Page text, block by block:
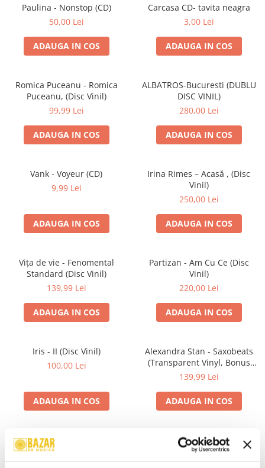
Viniluri Românești
Colecția Electrecord
Paulina - Nonstop (CD)
50,00 Lei
ADAUGA IN COS
Carcasa CD- tavita neagra
3,00 Lei
ADAUGA IN COS
Romica Puceanu - Romica
Puceanu, (Disc Vinil)
99,99 Lei
ADAUGA IN COS
ALBATROS-Bucuresti (DUBLU
DISC VINIL)
280,00 Lei
ADAUGA IN COS
Vank - Voyeur (CD)
9,99 Lei
ADAUGA IN COS
Irina Rimes – Acasă , (Disc
Vinil)
250,00 Lei
ADAUGA IN COS
Vița de vie - Fenomental
Standard (Disc Vinil)
139,99 Lei
ADAUGA IN COS
Partizan - Am Cu Ce (Disc
Vinil)
220,00 Lei
ADAUGA IN COS
Iris - II (Disc Vinil)
100,00 Lei
ADAUGA IN COS
Alexandra Stan - Saxobeats
(Transparent Vinyl, Bonus
Tracks) ) (Disc Vinil)
139,99 Lei
ADAUGA IN COS
Unknown Artist - Povești ,
(Casetă Audio)
Genesis - We Can't Dance,
(CD)